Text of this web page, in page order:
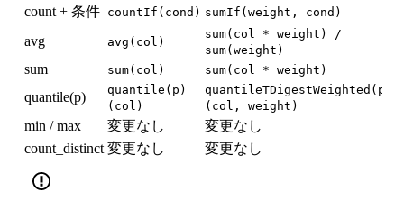
count + 条件 countIf(cond) sumIf(weight, cond)
avg avg(col)
sum(col * weight) /
sum(weight)
sum sum(col) sum(col * weight)
quantile(p)
quantile(p)
(col)
quantileTDigestWeighted(p)
(col, weight)
min / max 変更なし
変更なし
count_distinct 変更なし 変更なし